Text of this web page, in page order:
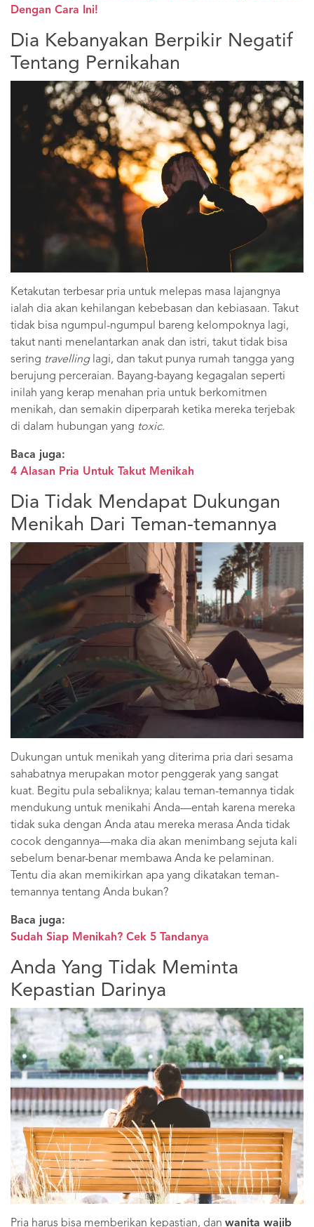
Dengan Cara Ini!
Dia Kebanyakan Berpikir Negatif
Tentang Pernikahan
Ketakutan terbesar pria untuk melepas masa lajangnya
ialah dia akan kehilangan kebebasan dan kebiasaan. Takut
tidak bisa ngumpul-ngumpul bareng kelompoknya lagi,
takut nanti menelantarkan anak dan istri, takut tidak bisa
sering travellinglagi, dan takut punya rumah tangga yang
berujung perceraian. Bayang-bayang kegagalan seperti
inilah yang kerap menahan pria untuk berkomitmen
menikah, dan semakin diperparah ketika mereka terjebak
di dalam hubungan yang toxic.
Baca juga:
4 Alasan Pria Untuk Takut Menikah
Dia Tidak Mendapat Dukungan
Menikah Dari Teman-temannya
Dukungan untuk menikah yang diterima pria dari sesama
sahabatnya merupakan motor penggerak yang sangat
kuat. Begitu pula sebaliknya; kalau teman-temannya tidak
mendukung untuk menikahi Anda—entah karena mereka
tidak suka dengan Anda atau mereka merasa Anda tidak
cocok dengannya—maka dia akan menimbang sejuta kali
sebelum benar-benar membawa Anda ke pelaminan.
Tentu dia akan memikirkan apa yang dikatakan teman-
temannya tentang Anda bukan?
Baca juga:
Sudah Siap Menikah? Cek 5 Tandanya
Anda Yang Tidak Meminta
Kepastian Darinya
Pria harus bisa memberikan kepastian, dan wanita wajib